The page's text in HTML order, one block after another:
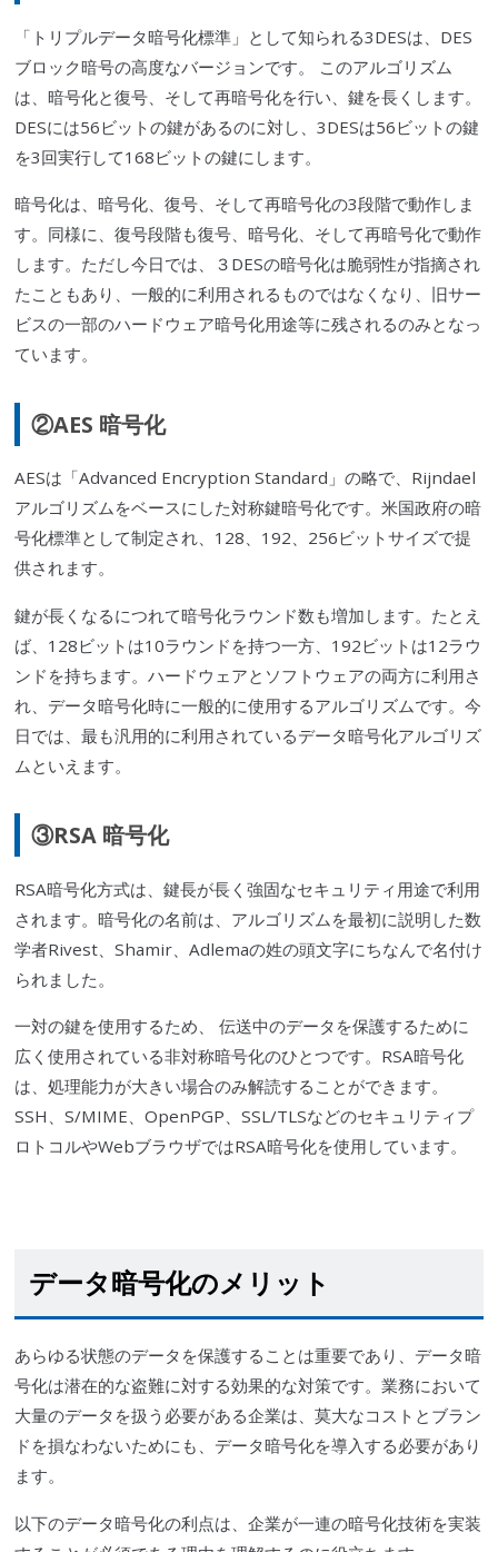
「 トリプルデータ暗号化標準 」 として知られる3DESは、DES
ブロック暗号の高度なバージョンです。 このアルゴリズム
は、暗号化と復号、そして再暗号化を行い、鍵を長くします。
DESには56ビットの鍵があるのに対し、3DESは56ビットの鍵
を3回実行して168ビットの鍵にします。
暗号化は、暗号化、復号、そして再暗号化の3段階で動作しま
す。同様に、復号段階も復号、暗号化、そして再暗号化で動作
します。ただし今日では、３DESの暗号化は脆弱性が指摘され
たこともあり、一般的に利用されるものではなくなり、旧サー
ビスの一部のハードウェア暗号化用途等に残されるのみとなっ
ています。
②AES 暗号化
AESは 「Advanced Encryption Standard 」の略で、Rijndael
アルゴリズムをベースにした対称鍵暗号化です。米国政府の暗
号化標準として制定され、128、192、256ビットサイズで提
供されます。
鍵が長くなるにつれて暗号化ラウンド数も増加します。たとえ
ば、128ビットは10ラウンドを持つ一方、192ビットは12ラウ
ンドを持ちます。ハードウェアとソフトウェアの両方に利用さ
れ、データ暗号化時に一般的に使用するアルゴリズムです。今
日では、最も汎用的に利用されているデータ暗号化アルゴリズ
ムと いえます。
③RSA 暗号化
RSA暗号化方式は、鍵長が長く強固なセキュリティ用途で利用
されます。暗号化の名前は、アルゴリズムを最初に説明した数
学者Rivest、Shamir、Adlemaの姓の頭文字にちなんで名付け
られました。
一対の鍵を使用するため、 伝送中のデータを保護するために
広く使用されている非対称暗号化のひとつです。RSA暗号化
は、処理能力が大きい場合のみ解読することができます。
SSH、S/MIME、OpenPGP、SSL/TLSなどのセキュリティプ
ロトコルやWebブラウザではRSA暗号化を使用しています。
データ暗号化のメリット
あらゆる状態のデータを保護することは重要であり、データ暗
号化は潜在的な盗難に対する効果的な対策です。業務において
大量のデータを扱う必要がある企業は、莫大なコストとブラン
ドを損なわないためにも、データ暗号化を導入する必要があり
ます。
以下のデータ暗号化の利点は、企業が一連の暗号化技術を実装